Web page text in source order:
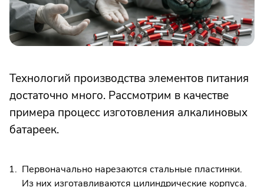
Технологий производства элементов питания
достаточно много. Рассмотрим в качестве
примера процесс изготовления алкалиновых
батареек.
Первоначально нарезаются стальные пластинки.
Из них изготавливаются цилиндрические корпуса.